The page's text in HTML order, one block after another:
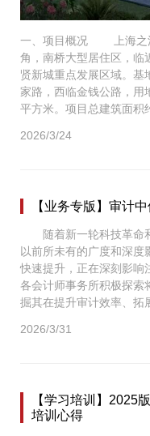
一、项目概况 上海之
角，南桥大型居住区，临
贤新城重点发展区域。基
家路，西临金钱公路，用
平方米。项目总建筑面积
2026/3/24
【业务专版】审计
随着新一轮科技革命
以前所未有的广度和深
快速提升，正在深刻影响
各会计师事务所积极探索
掘其在提升审计效率、拓
2026/3/31
【学习培训】2025
培训心得